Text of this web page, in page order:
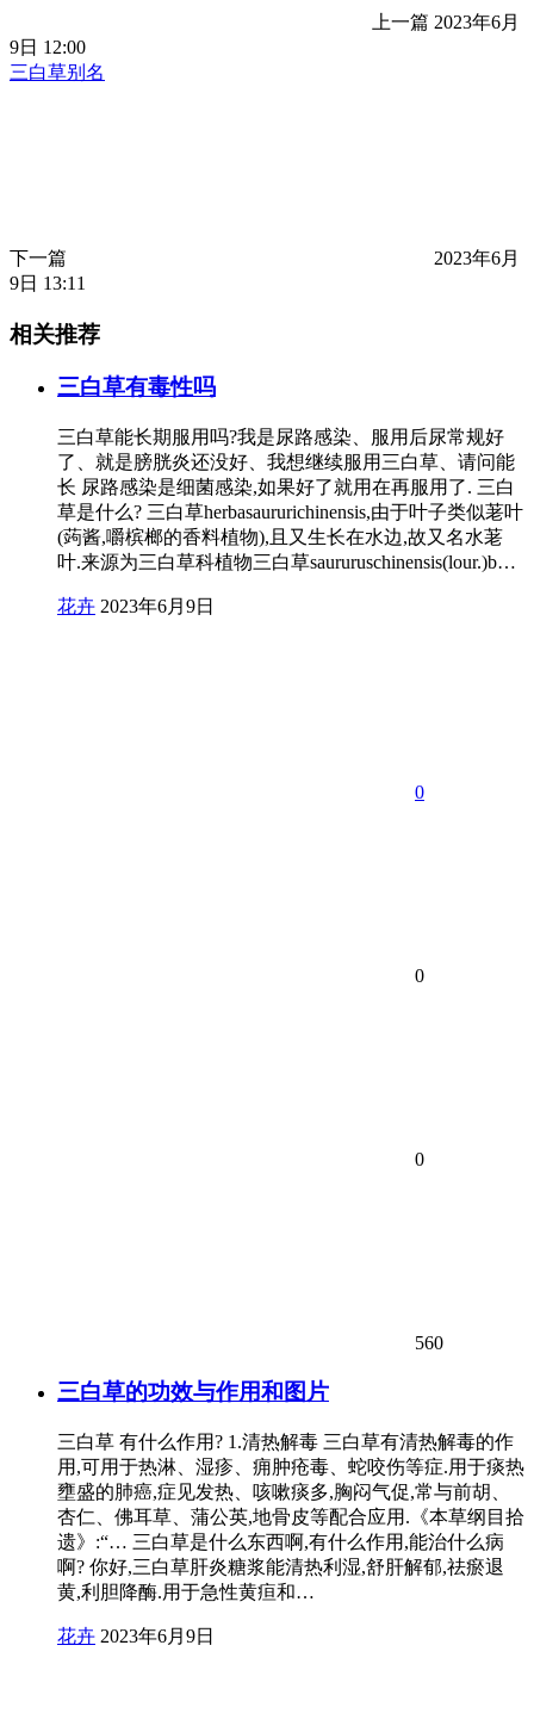
上一篇 2023年6月
9日 12:00
三白草别名
下一篇
2023年6月
9日 13:11
相关推荐
三白草有毒性吗
三白草能长期服用吗?我是尿路感染、服用后尿常规好
了、就是膀胱炎还没好、我想继续服用三白草、请问能
长 尿路感染是细菌感染,如果好了就用在再服用了. 三白
草是什么? 三白草herbasaururichinensis,由于叶子类似荖叶
(蒟酱,嚼槟榔的香料植物),且又生长在水边,故又名水荖
叶.来源为三白草科植物三白草saururuschinensis(lour.)b…
花卉 2023年6月9日
0
0
0
560
三白草的功效与作用和图片
三白草 有什么作用? 1.清热解毒 三白草有清热解毒的作
用,可用于热淋、湿疹、痈肿疮毒、蛇咬伤等症.用于痰热
壅盛的肺癌,症见发热、咳嗽痰多,胸闷气促,常与前胡、
杏仁、佛耳草、蒲公英,地骨皮等配合应用.《本草纲目拾
遗》:“… 三白草是什么东西啊,有什么作用,能治什么病
啊? 你好,三白草肝炎糖浆能清热利湿,舒肝解郁,祛瘀退
黄,利胆降酶.用于急性黄疸和…
花卉 2023年6月9日